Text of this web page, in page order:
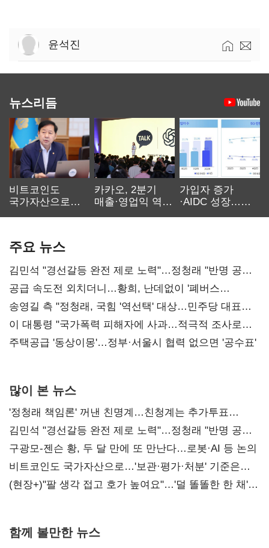
윤석진
뉴스리듬
비트코인도
국가자산으로…'
카카오, 2분기
매출·영업익 역대
가입자 증가
·AIDC 성장…
주요 뉴스
김민석 "경선갈등 완전 제로 노력"…정청래 "반명 공세
사과부터"
공급 속도전 외치더니…황희, 난데없이 '폐버스
리모델링' 제안
송영길 측 "정청래, 국힘 '역선택' 대상…민주당 대표로
총선 지휘 못해"
이 대통령 "국가폭력 피해자에 사과…적극적 조사로
진실 밝혀야"
주택공급 '동상이몽'…정부·서울시 협력 없으면 '공수표'
많이 본 뉴스
'정청래 책임론' 꺼낸 친명계…친청계는 추가투표
때리기
김민석 "경선갈등 완전 제로 노력"…정청래 "반명 공세
사과부터"
구광모-젠슨 황, 두 달 만에 또 만난다…로봇·AI 등 논의
비트코인도 국가자산으로…'보관·평가·처분' 기준은
숙제
(현장+)"팔 생각 접고 호가 높여요"…'덜 똘똘한 한 채'
함께 볼만한 뉴스